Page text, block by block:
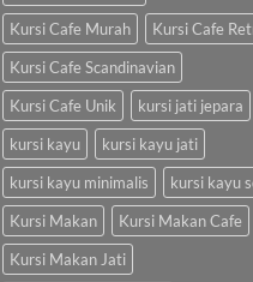
Kursi Cafe Murah
Kursi Cafe
Kursi Cafe Scandinavian
Kursi Cafe Unik
kursi jati jepara
kursi kayu
kursi kayu jati
kursi kayu minimalis
kursi kayu
Kursi Makan
Kursi Makan Cafe
Kursi Makan Jati